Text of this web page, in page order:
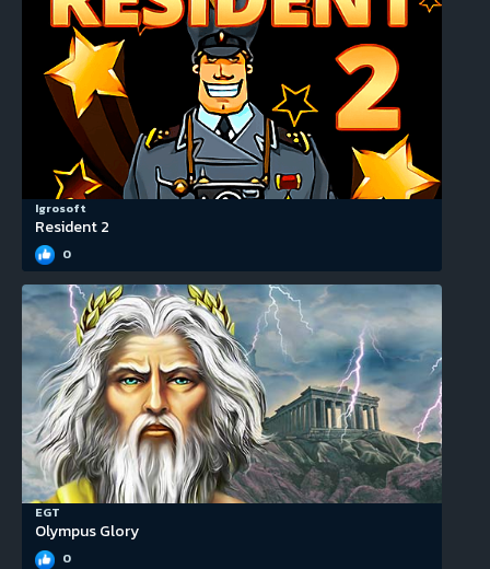
Igrosoft
Resident 2
0
EGT
Olympus Glory
0